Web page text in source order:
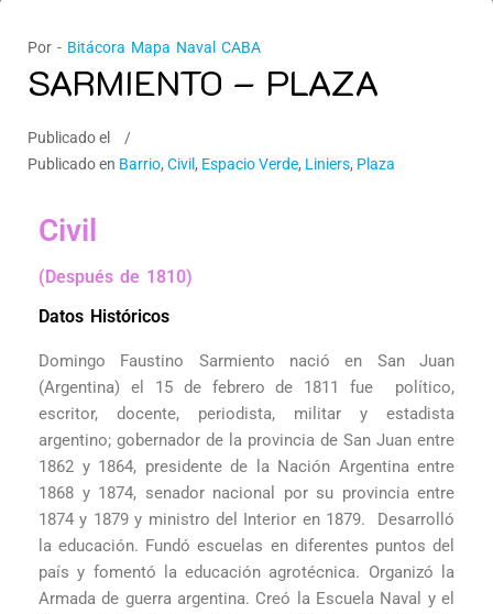
Por - Bitácora Mapa Naval CABA
SARMIENTO – PLAZA
Publicado el
Publicado en Barrio, Civil, Espacio Verde, Liniers, Plaza
Civil
(Después de 1810)
Datos Históricos
Domingo Faustino Sarmiento nació en San Juan
(Argentina) el 15 de febrero de 1811 fue político,
escritor, docente, periodista, militar y estadista
argentino; gobernador de la provincia de San Juan entre
1862 y 1864, presidente de la Nación Argentina entre
1868 y 1874, senador nacional por su provincia entre
1874 y 1879 y ministro del Interior en 1879. Desarrolló
la educación. Fundó escuelas en diferentes puntos del
país y fomentó la educación agrotécnica. Organizó la
Armada de guerra argentina. Creó la Escuela Naval y el